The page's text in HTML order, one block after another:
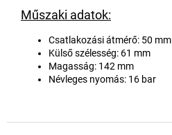
Műszaki adatok:
Csatlakozási átmérő: 50 mm
Külső szélesség: 61 mm
Magasság: 142 mm
Névleges nyomás: 16 bar